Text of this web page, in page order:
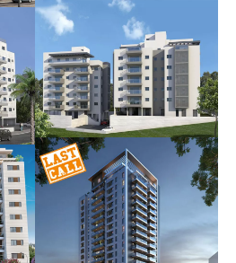
ז'בוטינסקי 19
עתידי
קטה בכפר גנים
אוכלס